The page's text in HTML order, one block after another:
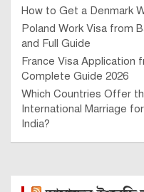
How to Get a Denmark
Poland Work Visa from
and Full Guide
France Visa Application
Complete Guide 2026
Which Countries Offer
International Marriage
India?